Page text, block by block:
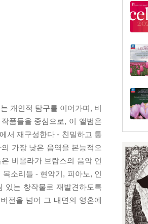
개인적 탐구를 이어가며, 비
품들을 중심으로, 이 앨범은
서 재구성한다 - 친밀하고 통
가장 낮은 음역을 본능적으
비올라가 브람스의 음악 언
소리들 - 현악기, 피아노, 인
있는 창작물로 재발견하도록
전을 넘어 그 내면의 영혼에